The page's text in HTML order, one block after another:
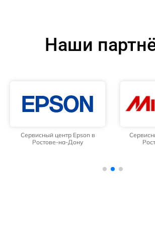
Наши
Сервисный центр Epson в
Ростове-на-Дону